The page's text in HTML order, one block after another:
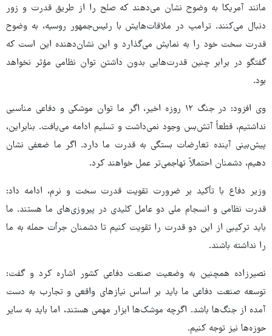
مانند آمریکا به وضوح نشان می‌دهند که صلح را از طریق قدرت و زور
دنبال می‌کنند. ترامپ در ملاقات‌هایش با رئیس‌جمهور روسیه، به وضوح
قدرت سخت خود را به نمایش می‌گذارد و این نشان‌دهنده این است که
گفتگو در برابر چنین قدرت‌هایی بدون داشتن توان نظامی مؤثر نخواهد
بود.
وی افزود: در جنگ ۱۲ روزه اخیر، اگر ما توان موشکی و دفاعی مناسبی
نداشتیم، قطعاً آتش‌بس وجود نمی‌داشت و تسلیم ادامه می‌یافت. بنابراین،
پیش‌بینی آینده تعارضات بستگی به قدرت ما دارد. اگر ما ضعفی نشان
دهیم، دشمنان احتمالاً تهاجمی‌تر عمل خواهند کرد.
وزیر دفاع با تأکید بر ضرورت تقویت قدرت سخت و نرم، ادامه داد:
قدرت نظامی و انسجام ملی دو عامل کلیدی در پیروزی‌های ما هستند. ما
باید ترکیبی از این دو قدرت را تقویت کنیم تا دشمنان جرأت حمله به ما
را نداشته باشند.
نصیرزاده همچنین به وضعیت صنعت دفاعی کشور اشاره کرد و گفت:
توسعه صنعت دفاعی ما باید بر اساس نیازهای واقعی و تجارب به دست
آمده از جنگ‌ها باشد. اگرچه موشک‌ها ابزار مهمی هستند، اما باید به سایر
حوزه‌ها نیز توجه کنیم.